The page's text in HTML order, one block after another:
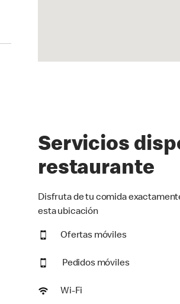
Servicios
restaurante
Disfruta de tu comida
esta ubicación
Ofertas móviles
Pedidos móviles
Wi-Fi